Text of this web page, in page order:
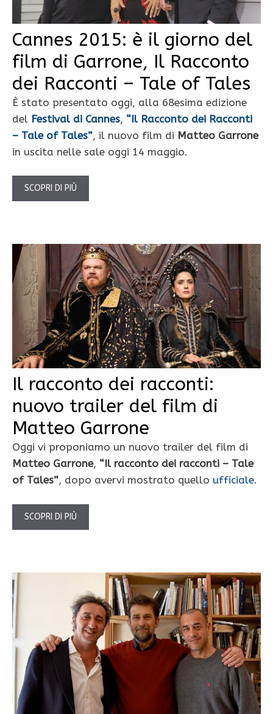
Cannes 2015: è il giorno del
film di Garrone, Il Racconto
dei Racconti – Tale of Tales
È stato presentato oggi, alla 68esima edizione
del Festival di Cannes, “Il Racconto dei Racconti
– Tale of Tales”, il nuovo film di Matteo Garrone
in uscita nelle sale oggi 14 maggio.
SCOPRI DI PIÙ
Il racconto dei racconti:
nuovo trailer del film di
Matteo Garrone
Oggi vi proponiamo un nuovo trailer del film di
Matteo Garrone, “Il racconto dei racconti – Tale
of Tales”, dopo avervi mostrato quello ufficiale.
SCOPRI DI PIÙ